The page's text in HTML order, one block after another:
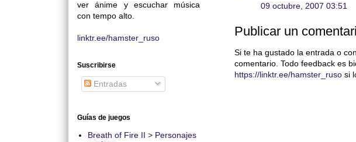
09 octubre, 2007 03:51
Publicar un
Si te ha gustado la entrada o
comentario. Todo feedback es
https://linktr.ee/hamster_ruso si
ver ánime y escuchar música
con tempo alto.
linktr.ee/hamster_ruso
Suscribirse
Entradas
Guías de juegos
Breath of Fire II > Personajes